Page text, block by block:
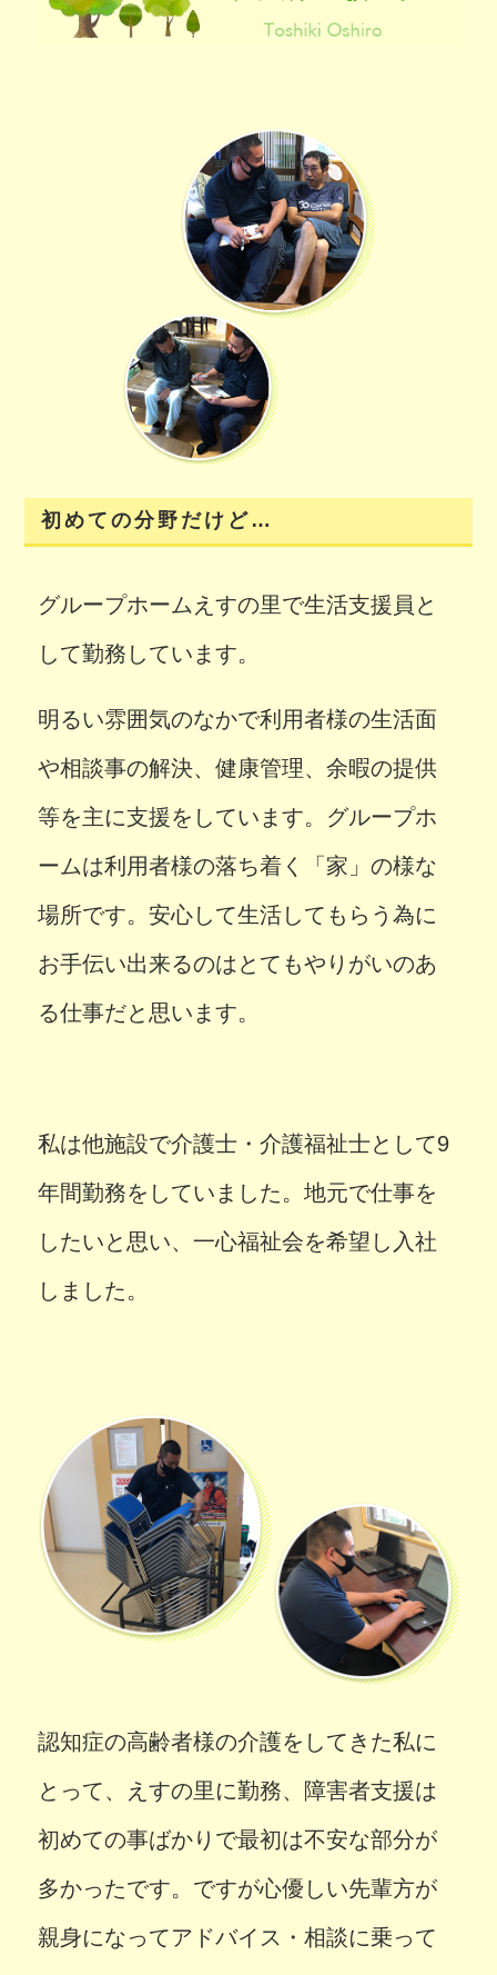
初めての分野だけど…
グループホームえすの里で生活支援員と
して勤務しています。
明るい雰囲気のなかで利用者様の生活面
や相談事の解決、健康管理、余暇の提供
等を主に支援をしています。グループホ
ームは利用者様の落ち着く「家」の様な
場所です。安心して生活してもらう為に
お手伝い出来るのはとてもやりがいのあ
る仕事だと思います。
私は他施設で介護士・介護福祉士として9
年間勤務をしていました。地元で仕事を
したいと思い、一心福祉会を希望し入社
しました。
認知症の高齢者様の介護をしてきた私に
とって、えすの里に勤務、障害者支援は
初めての事ばかりで最初は不安な部分が
多かったです。ですが心優しい先輩方が
親身になってアドバイス・相談に乗って